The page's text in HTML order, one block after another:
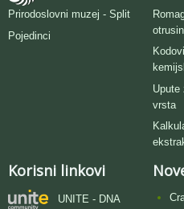
Prirodoslovni muzej - Split
Pojedinci
Upute
vrsta
Korisni linkovi
UNITE - DNA